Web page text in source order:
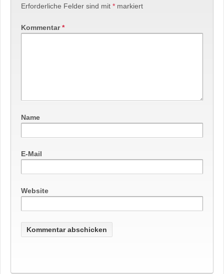
Erforderliche Felder sind mit * markiert
Kommentar*
Name
E-Mail
Website